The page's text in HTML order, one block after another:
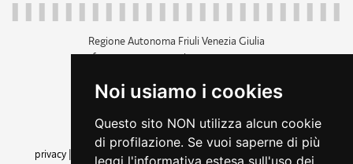
Noi usiamo i cookies
Questo sito NON utilizza alcun cookie
di profilazione. Se vuoi saperne di più
leggi l'informativa estesa sull'uso dei
Regione Autonoma Friuli Venezia Giulia
c.f. 80014930327; p.iva 00526040324
+39 040 3771111
amministrazione trasparente
privacy
cookie |note legali accessibilità
dichiarazione di